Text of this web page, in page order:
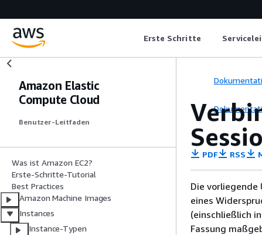
Erste Schritte
Amazon Elastic
Compute Cloud
Benutzer-Leitfaden
Was ist Amazon EC2?
Erste-Schritte-Tutorial
Best Practices
Amazon Machine Images
Instances
Instance-Typen
PDF RSS
Die
eines
(einschließlich
Fassung